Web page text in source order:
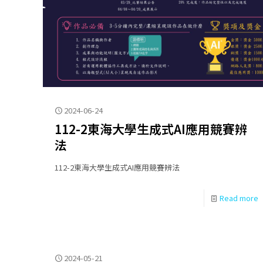
2024-06-24
112-2東海大學生成式AI應用競賽辨
法
112-2東海大學生成式AI應用競賽辨法
Read more
2024-05-21